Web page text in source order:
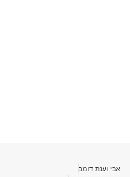
אבי וענת דומב